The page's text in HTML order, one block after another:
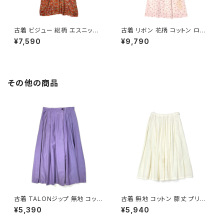
古着 ビジュー 総柄 エスニック
柄 ロング丈 半袖 ワンピース オ
レンジ (otu2605039)
¥7,590
古着 リボン 花柄 コットン ロン
グ丈 半袖 ワンピース ピンク (o
tu2604073)
¥9,790
その他の商品
古着 TALONジップ 無地 コット
ン 膝丈 スカート 紫 (ba26070
02)
¥5,390
古着 無地 コットン 膝丈 プリー
ツ スカート ベージュ 生成り (b
a2607005)
¥5,940